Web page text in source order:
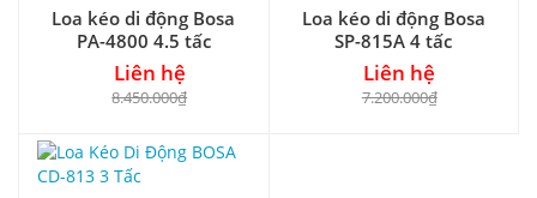
Loa kéo di động Bosa
PA-4800 4.5 tấc
Liên hệ
8.450.000₫
Loa kéo di động Bosa
SP-815A 4 tấc
Liên hệ
7.200.000₫